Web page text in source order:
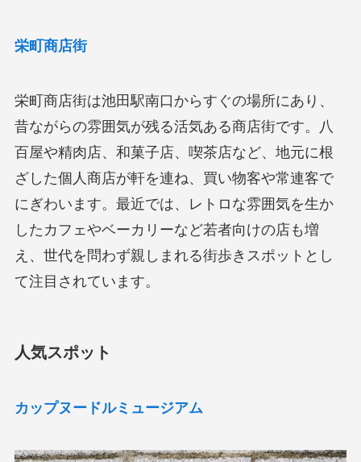
栄町商店街
栄町商店街は池田駅南口からすぐの場所にあり、
昔ながらの雰囲気が残る活気ある商店街です。八
百屋や精肉店、和菓子店、喫茶店など、地元に根
ざした個人商店が軒を連ね、買い物客や常連客で
にぎわいます。最近では、レトロな雰囲気を生か
したカフェやベーカリーなど若者向けの店も増
え、世代を問わず親しまれる街歩きスポットとし
て注目されています。
人気スポット
カップヌードルミュージアム